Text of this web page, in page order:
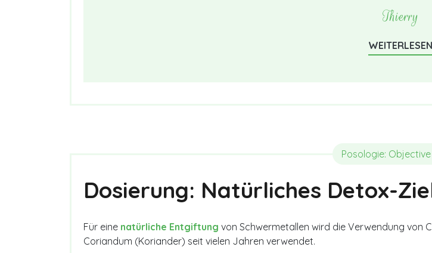
Thierry
WEITERLESEN
Posologie:
Dosierung: Natürliches Detox-
Für eine natürliche Entgiftung von Schwermetallen wird die Verwendung von
Coriandum (Koriander) seit vielen Jahren verwendet.